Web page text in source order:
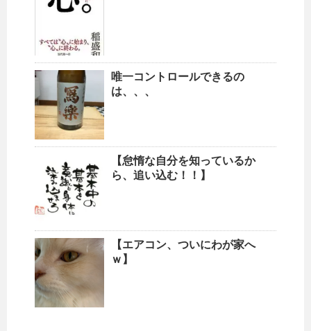
唯一コントロールできるの
は、、、
【怠惰な自分を知っているか
ら、追い込む！！】
【エアコン、ついにわが家へ
ｗ】